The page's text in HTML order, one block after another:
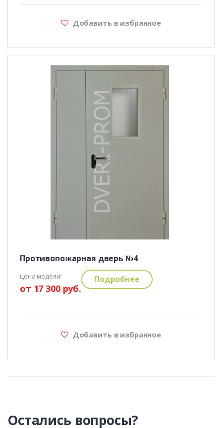
Добавить в избранное
Противопожарная дверь №4
цена модели:
от 17 300 руб.
Подробнее
Добавить в избранное
Остались вопросы?